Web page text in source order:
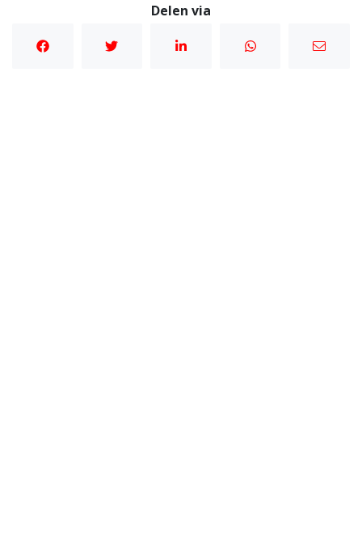
Delen via